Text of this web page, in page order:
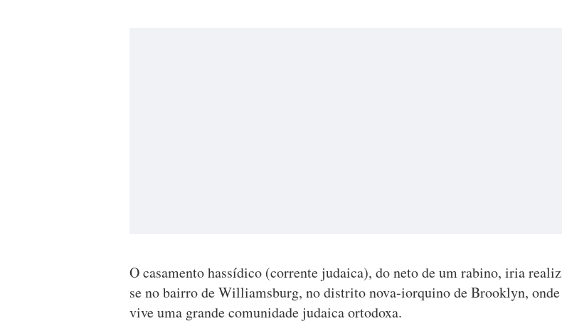
O casamento hassídico (corrente judaica), do neto de um rabino, iria
se no bairro de Williamsburg, no distrito nova-iorquino de Brooklyn, onde
vive uma grande comunidade judaica ortodoxa.